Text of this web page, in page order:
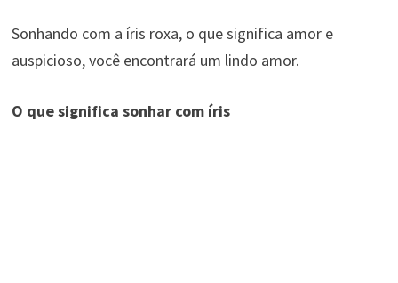
Sonhando com a íris roxa, o que significa amor e
auspicioso, você encontrará um lindo amor.
O que significa sonhar com íris